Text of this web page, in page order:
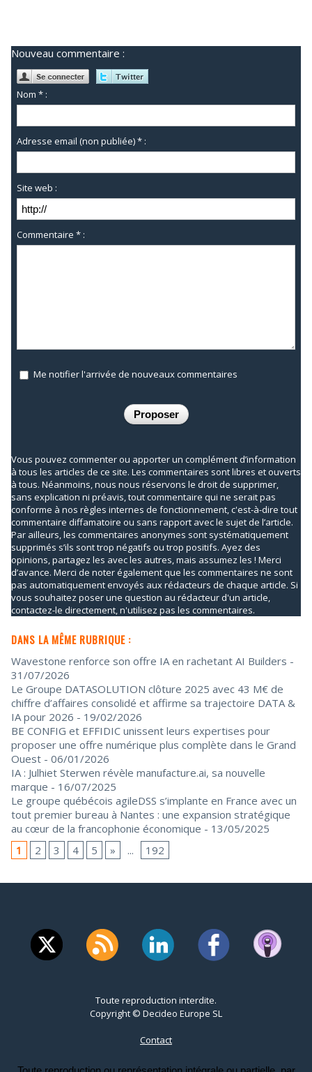
Nouveau commentaire :
Nom * :
Adresse email (non publiée) * :
Site web :
Commentaire * :
Me notifier l'arrivée de nouveaux commentaires
Vous pouvez commenter ou apporter un complément d’information
à tous les articles de ce site. Les commentaires sont libres et ouverts
à tous. Néanmoins, nous nous réservons le droit de supprimer,
sans explication ni préavis, tout commentaire qui ne serait pas
conforme à nos règles internes de fonctionnement, c'est-à-dire tout
commentaire diffamatoire ou sans rapport avec le sujet de l’article.
Par ailleurs, les commentaires anonymes sont systématiquement
supprimés s’ils sont trop négatifs ou trop positifs. Ayez des
opinions, partagez les avec les autres, mais assumez les ! Merci
d’avance. Merci de noter également que les commentaires ne sont
pas automatiquement envoyés aux rédacteurs de chaque article. Si
vous souhaitez poser une question au rédacteur d'un article,
contactez-le directement, n'utilisez pas les commentaires.
DANS LA MÊME RUBRIQUE :
Wavestone renforce son offre IA en rachetant AI Builders -
31/07/2026
Le Groupe DATASOLUTION clôture 2025 avec 43 M€ de
chiffre d’affaires consolidé et affirme sa trajectoire DATA &
IA pour 2026 - 19/02/2026
BE CONFIG et EFFIDIC unissent leurs expertises pour
proposer une offre numérique plus complète dans le Grand
Ouest - 06/01/2026
IA : Julhiet Sterwen révèle manufacture.ai, sa nouvelle
marque - 16/07/2025
Le groupe québécois agileDSS s’implante en France avec un
tout premier bureau à Nantes : une expansion stratégique
au cœur de la francophonie économique - 13/05/2025
1
2 3 4 5 » ... 192
Toute reproduction interdite.
Copyright © Decideo Europe SL
Contact